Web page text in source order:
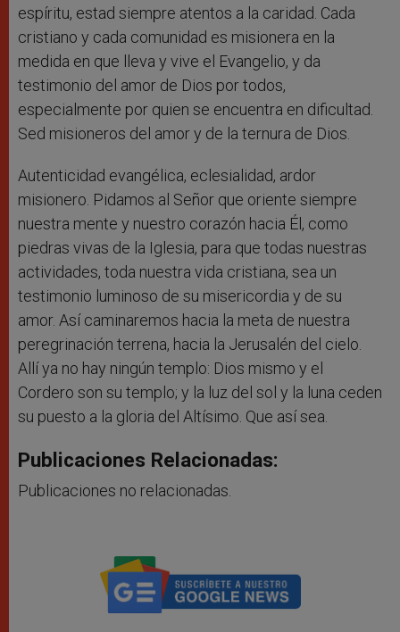
espíritu, estad siempre atentos a la caridad. Cada
cristiano y cada comunidad es misionera en la
medida en que lleva y vive el Evangelio, y da
testimonio del amor de Dios por todos,
especialmente por quien se encuentra en dificultad.
Sed misioneros del amor y de la ternura de Dios.
Autenticidad evangélica, eclesialidad, ardor
misionero. Pidamos al Señor que oriente siempre
nuestra mente y nuestro corazón hacia Él, como
piedras vivas de la Iglesia, para que todas nuestras
actividades, toda nuestra vida cristiana, sea un
testimonio luminoso de su misericordia y de su
amor. Así caminaremos hacia la meta de nuestra
peregrinación terrena, hacia la Jerusalén del cielo.
Allí ya no hay ningún templo: Dios mismo y el
Cordero son su templo; y la luz del sol y la luna ceden
su puesto a la gloria del Altísimo. Que así sea.
Publicaciones Relacionadas:
Publicaciones no relacionadas.